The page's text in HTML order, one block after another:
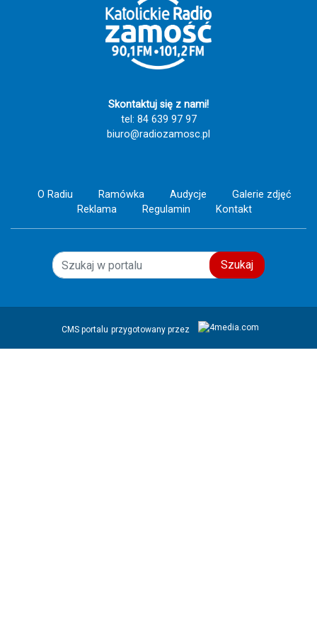
człowieka. Szczęść Boże! 🙏💙
Skontaktuj się z nami!
tel: 84 639 97 97
biuro@radiozamosc.pl
O Radiu Ramówka Audycje
Galerie zdjęć
Reklama
Regulamin Kontakt
Szukaj
CMS portalu przygotowany przez